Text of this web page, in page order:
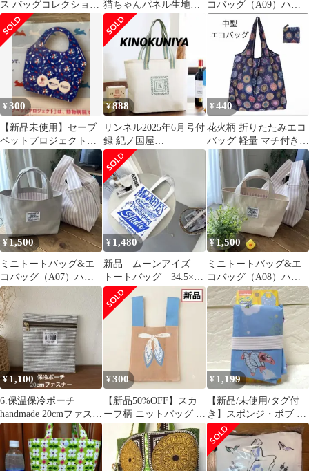
ス バッグコレクション
アフロ犬♪ 新品未使用
猫ちゃんパネル生地
大容量 フリルトート
バッグ プレゼント付
コバッグ（A09）ハン
ドメイド
¥300
【新品未使用】セーブ
ペットプロジェクト
PETIT コンビニバッグ
エコバッグ
¥888
リンネル2025年6月号付
録 紀ノ国屋
KINOKUNIYA トートバ
ッグ 新品
¥ 440
花火柄 折りたたみエコ
バッグ 軽量 マチ付き
撥水素材 旅行用 買い物
袋 ①
¥1,500
ミニトートバッグ&エ
コバッグ（A07）ハン
ドメイド
¥ 1,480
新品 ムーンアイズ
トートバッグ 34.5×38
cm a653
¥1,500
ミニトートバッグ&エ
コバッグ（A08）ハン
ドメイド
¥1,100
6.保温保冷ポーチ
handmade 20cmファスナ
ー アイスリングポーチ
¥300
【新品50%OFF】スカ
ーフ柄 ニットバッグ ベ
ージュ×ブルー リボン
¥ 1,199
【新品/未使用/タグ付
き】スポンジ・ボブ パ
トリック エコバッグ